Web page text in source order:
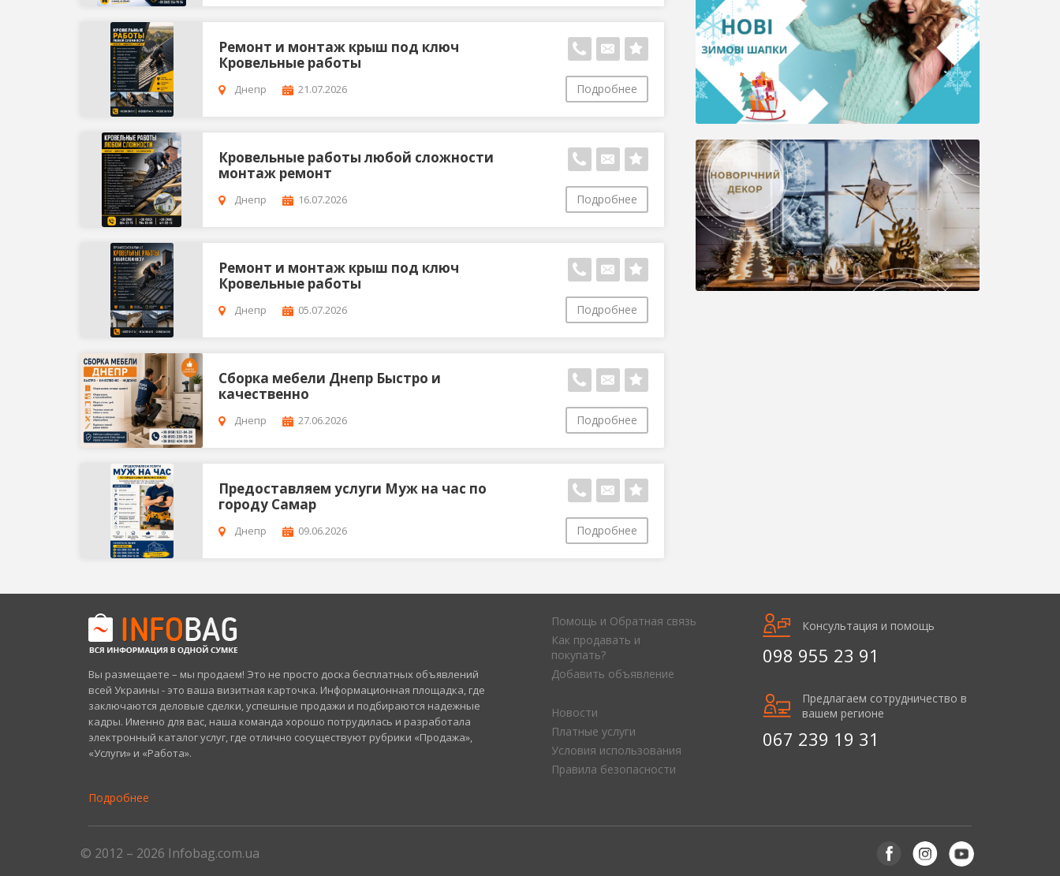
Ремонт и монтаж крыш под ключ
Кровельные работы
Днепр 21.07.2026 Подробнее
Кровельные работы любой сложности
монтаж ремонт
Днепр 16.07.2026 Подробнее
Ремонт и монтаж крыш под ключ
Кровельные работы
Днепр 05.07.2026 Подробнее
Сбopка мебели Днепр Быcтро и
качественно
Днепр 27.06.2026 Подробнее
Предоставляем услуги Муж на час по
городу Самар
Днепр 09.06.2026 Подробнее
Вы размещаете – мы продаем! Это не просто доска бесплатных объявлений
всей Украины - это ваша визитная карточка. Информационная площадка, где
заключаются деловые сделки, успешные продажи и подбираются надежные
кадры. Именно для вас, наша команда хорошо потрудилась и разработала
электронный каталог услуг, где отлично сосуществуют рубрики «Продажа»,
«Услуги» и «Работа».
Подробнее
Помощь и Обратная связь
Как продавать и
покупать?
Добавить объявление
Новости
Платные услуги
Условия использования
Правила безопасности
Консультация и помощь
098 955 23 91
Предлагаем сотрудничество в
вашем регионе
067 239 19 31
© 2012 – 2026 Infobag.com.ua